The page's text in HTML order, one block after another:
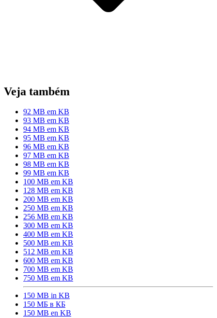
Veja também
92 MB em KB
93 MB em KB
94 MB em KB
95 MB em KB
96 MB em KB
97 MB em KB
98 MB em KB
99 MB em KB
100 MB em KB
128 MB em KB
200 MB em KB
250 MB em KB
256 MB em KB
300 MB em KB
400 MB em KB
500 MB em KB
512 MB em KB
600 MB em KB
700 MB em KB
750 MB em KB
150 MB in KB
150 МБ в КБ
150 MB en KB